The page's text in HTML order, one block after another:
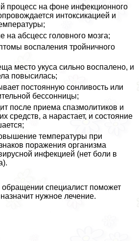
процесс на фоне инфекционного
интоксикацией и
на абсцесс головного мозга;
воспаления тройничного
место укуса сильно воспалено, и
повысилась;
постоянную сонливость или
бессонницы;
после приема спазмолитиков и
средств, а нарастает, и состояние
температуры при
поражения организма
инфекцией (нет боли в
специалист поможет
нужное лечение.